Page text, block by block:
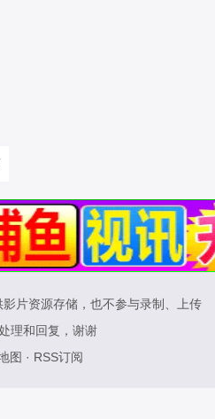
片资源存储，也不参与录制、上传
理和回复，谢谢
图 · RSS订阅